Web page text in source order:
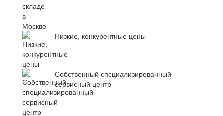
Низкие, конкурентные цены
Собственный специализированный
сервисный центр